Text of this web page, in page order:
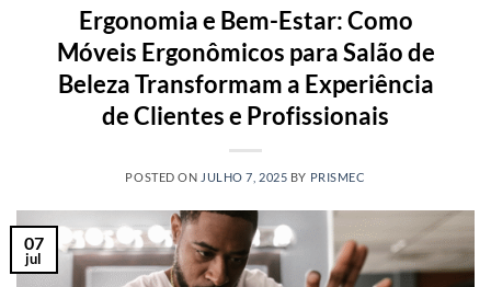
Ergonomia e Bem-Estar: Como
Móveis Ergonômicos para Salão de
Beleza Transformam a Experiência
de Clientes e Profissionais
POSTED ON JULHO 7, 2025 BY PRISMEC
07
jul